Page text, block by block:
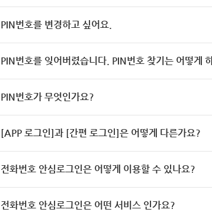
PIN번호를 변경하고 싶어요.
PIN번호를 잊어버렸습니다. PIN번호 찾기는 어떻게
PIN번호가 무엇인가요?
[APP 로그인]과 [간편 로그인]은 어떻게 다른가요?
전화번호 안심로그인은 어떻게 이용할 수 있나요?
전화번호 안심로그인은 어떤 서비스 인가요?